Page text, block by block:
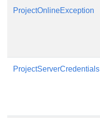
ProjectOnlineException
ProjectServerCredentials